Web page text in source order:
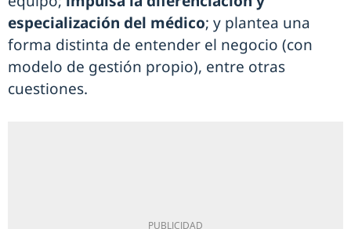
especialización del médico; y plantea una
forma distinta de entender el negocio (con
modelo de gestión propio), entre otras
cuestiones.